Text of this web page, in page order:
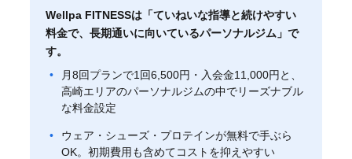
Wellpa FITNESSは「ていねいな指導と続けやすい
料金で、長期通いに向いているパーソナルジム」で
す。
月8回プランで1回6,500円・入会金11,000円と、
高崎エリアのパーソナルジムの中でリーズナブル
な料金設定
ウェア・シューズ・プロテインが無料で手ぶら
OK。初期費用も含めてコストを抑えやすい